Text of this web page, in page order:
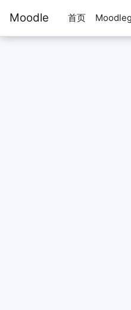
Moodle 首页